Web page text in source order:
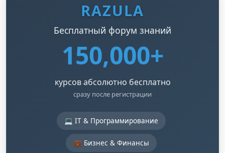
RAZULA
Бесплатный форум знаний
150,000+
курсов абсолютно бесплатно
сразу после регистрации
💻 IT & Программирование
💼 Бизнес & Финансы